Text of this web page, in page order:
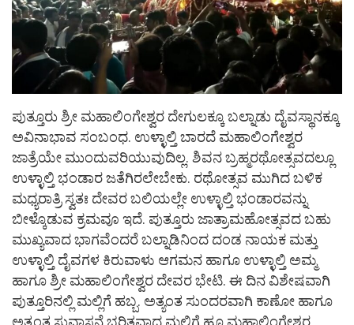
ಪುತ್ತೂರು ಶ್ರೀ ಮಹಾಲಿಂಗೇಶ್ವರ ದೇಗುಲಕ್ಕೂ ಬಲ್ನಾಡು ದೈವಸ್ಥಾನಕ್ಕೂ
ಅವಿನಾಭಾವ ಸಂಬಂಧ. ಉಳ್ಳಾಲ್ತಿ ಬಾರದೆ ಮಹಾಲಿಂಗೇಶ್ವರ
ಜಾತ್ರೆಯೇ ಮುಂದುವರಿಯುವುದಿಲ್ಲ. ಶಿವನ ಬ್ರಹ್ಮರಥೋತ್ಸವದಲ್ಲೂ
ಉಳ್ಳಾಲ್ತಿ ಭಂಡಾರ ಜತೆಗಿರಲೇಬೇಕು. ರಥೋತ್ಸವ ಮುಗಿದ ಬಳಿಕ
ಮಧ್ಯರಾತ್ರಿ ಸ್ವತಃ ದೇವರ ಬಲಿಯಲ್ಲೇ ಉಳ್ಳಾಲ್ತಿ ಭಂಡಾರವನ್ನು
ಬೀಳ್ಕೊಡುವ ಕ್ರಮವೂ ಇದೆ. ಪುತ್ತೂರು ಜಾತ್ರಾಮಹೋತ್ಸವದ ಬಹು
ಮುಖ್ಯವಾದ ಭಾಗವೆಂದರೆ ಬಲ್ನಾಡಿನಿಂದ ದಂಡ ನಾಯಕ ಮತ್ತು
ಉಳ್ಳಾಲ್ತಿ ದೈವಗಳ ಕಿರುವಾಳು ಆಗಮನ ಹಾಗೂ ಉಳ್ಳಾಲ್ತಿ ಅಮ್ಮ
ಹಾಗೂ ಶ್ರೀ ಮಹಾಲಿಂಗೇಶ್ವರ ದೇವರ ಭೇಟಿ. ಈ ದಿನ ವಿಶೇಷವಾಗಿ
ಪುತ್ತೂರಿನಲ್ಲಿ ಮಲ್ಲಿಗೆ ಹಬ್ಬ. ಅತ್ಯಂತ ಸುಂದರವಾಗಿ ಕಾಣೋ ಹಾಗೂ
ಅತ್ಯಂತ ಸುವಾಸನೆ ಭರಿತವಾದ ಮಲ್ಲಿಗೆ ಹೂ ಮಹಾಲಿಂಗೇಶ್ವರ